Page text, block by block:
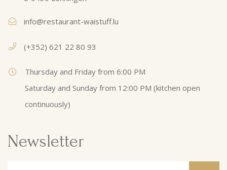
info@restaurant-waistuff.lu
(+352) 621 22 80 93
Thursday and Friday from 6:00 PM
Saturday and Sunday from 12:00 PM (kitchen open
continuously)
Newsletter